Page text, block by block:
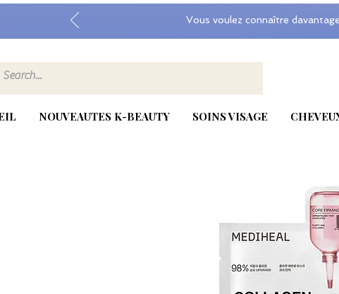
Vous voulez connaître
NOUVEAUTES K-BEAUTY SOINS VISAGE